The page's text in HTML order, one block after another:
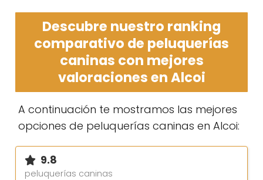
Descubre nuestro ranking
comparativo de peluquerías
caninas con mejores
valoraciones en Alcoi
A continuación te mostramos las mejores
opciones de peluquerías caninas en Alcoi:
9.8
peluquerías caninas